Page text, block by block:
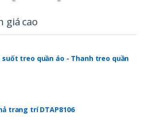
giá cao
suốt treo quần áo - Thanh treo quần
trang trí DTAP8106